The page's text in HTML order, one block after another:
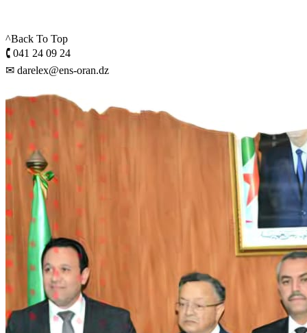
^Back To Top
🕻 041 24 09 24
✉ darelex@ens-oran.dz